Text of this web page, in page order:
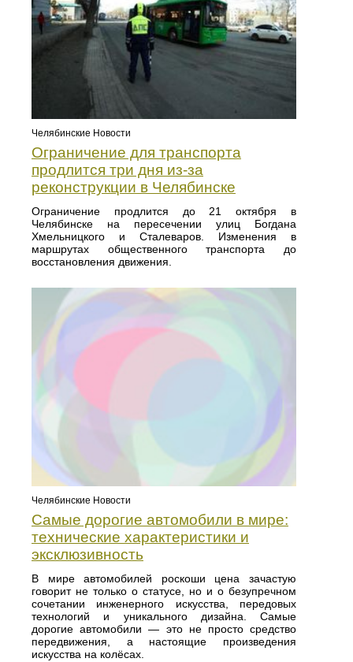
Челябинские Новости
Ограничение для транспорта
продлится три дня из-за
реконструкции в Челябинске
Ограничение продлится до 21 октября в
Челябинске на пересечении улиц Богдана
Хмельницкого и Сталеваров. Изменения в
маршрутах общественного транспорта до
восстановления движения.
Челябинские Новости
Самые дорогие автомобили в мире:
технические характеристики и
эксклюзивность
В мире автомобилей роскоши цена зачастую
говорит не только о статусе, но и о безупречном
сочетании инженерного искусства, передовых
технологий и уникального дизайна. Самые
дорогие автомобили — это не просто средство
передвижения, а настоящие произведения
искусства на колёсах.